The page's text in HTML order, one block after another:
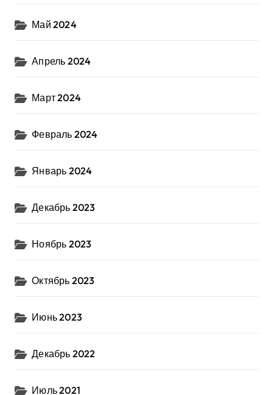
Май 2024
Апрель 2024
Март 2024
Февраль 2024
Январь 2024
Декабрь 2023
Ноябрь 2023
Октябрь 2023
Июнь 2023
Декабрь 2022
Июль 2021